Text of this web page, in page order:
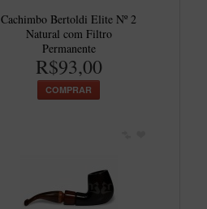
Cachimbo Bertoldi Elite Nº 2
Natural com Filtro
Permanente
R$93,00
COMPRAR